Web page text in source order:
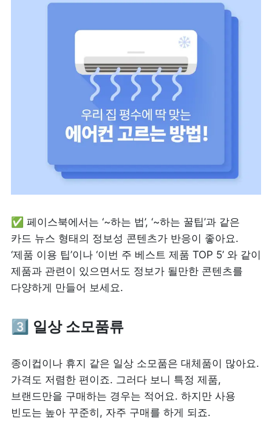
✅ 페이스북에서는 ‘~하는 법’, ‘~하는 꿀팁’과 같은
카드 뉴스 형태의 정보성 콘텐츠가 반응이 좋아요.
‘제품 이용 팁’이나 ‘이번 주 베스트 제품 TOP 5’ 와 같이
제품과 관련이 있으면서도 정보가 될만한 콘텐츠를
다양하게 만들어 보세요.
3️⃣ 일상 소모품류
종이컵이나 휴지 같은 일상 소모품은 대체품이 많아요.
가격도 저렴한 편이죠. 그러다 보니 특정 제품,
브랜드만을 구매하는 경우는 적어요. 하지만 사용
빈도는 높아 꾸준히, 자주 구매를 하게 되죠.